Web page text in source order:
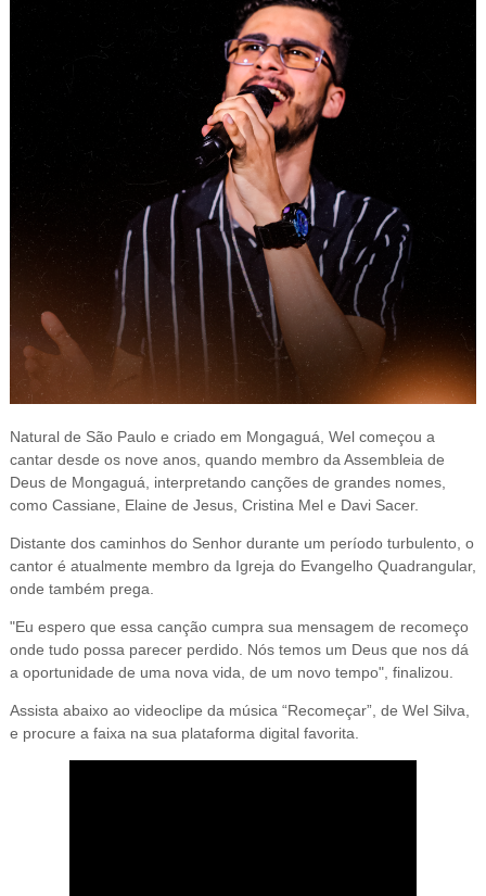
Natural de São Paulo e criado em Mongaguá, Wel começou a
cantar desde os nove anos, quando membro da Assembleia de
Deus de Mongaguá, interpretando canções de grandes nomes,
como Cassiane, Elaine de Jesus, Cristina Mel e Davi Sacer.
Distante dos caminhos do Senhor durante um período turbulento, o
cantor é atualmente membro da Igreja do Evangelho Quadrangular,
onde também prega.
"Eu espero que essa canção cumpra sua mensagem de recomeço
onde tudo possa parecer perdido. Nós temos um Deus que nos dá
a oportunidade de uma nova vida, de um novo tempo", finalizou.
Assista abaixo ao videoclipe da música “Recomeçar”, de Wel Silva
e procure a faixa na sua plataforma digital favorita.